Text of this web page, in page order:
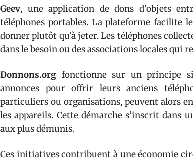
Geev, une application de dons d’objets
téléphones portables. La plateforme facilite
donner plutôt qu’à jeter. Les téléphones
dans le besoin ou des associations locales qui
Donnons.org fonctionne sur un principe
annonces pour offrir leurs anciens
particuliers ou organisations, peuvent alors
les appareils. Cette démarche s’inscrit dans
aux plus démunis.
Ces initiatives contribuent à une économie